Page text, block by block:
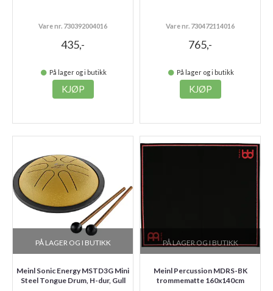
Vare nr. 730392004016
435,-
På lager og i butikk
KJØP
Vare nr. 730472114016
765,-
På lager og i butikk
KJØP
PÅ LAGER OG I BUTIKK
Meinl Sonic Energy MSTD3G Mini
Steel Tongue Drum, H-dur, Gull
PÅ LAGER OG I BUTIKK
Meinl Percussion MDRS-BK
trommematte 160x140cm